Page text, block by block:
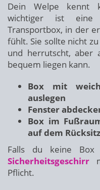
Dein Welpe kennt
wichtiger ist eine
Transportbox, in der
fühlt. Sie sollte nicht
und herrutscht, aber
bequem liegen kann.
Box mit
auslegen
Fenster
Box im
auf dem
Falls du keine
Sicherheitsgeschirr
Pflicht.